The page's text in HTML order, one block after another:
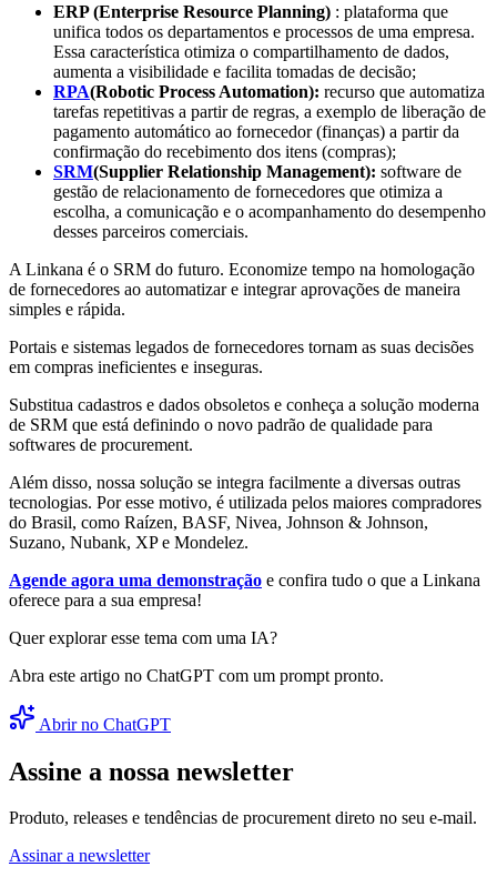
ERP (Enterprise Resource Planning) : plataforma que
unifica todos os departamentos e processos de uma empresa.
Essa característica otimiza o compartilhamento de dados,
aumenta a visibilidade e facilita tomadas de decisão;
RPA(Robotic Process Automation): recurso que automatiza
tarefas repetitivas a partir de regras, a exemplo de liberação de
pagamento automático ao fornecedor (finanças) a partir da
confirmação do recebimento dos itens (compras);
SRM(Supplier Relationship Management): software de
gestão de relacionamento de fornecedores que otimiza a
escolha, a comunicação e o acompanhamento do desempenho
desses parceiros comerciais.
A Linkana é o SRM do futuro. Economize tempo na homologação
de fornecedores ao automatizar e integrar aprovações de maneira
simples e rápida.
Portais e sistemas legados de fornecedores tornam as suas decisões
em compras ineficientes e inseguras.
Substitua cadastros e dados obsoletos e conheça a solução moderna
de SRM que está definindo o novo padrão de qualidade para
softwares de procurement.
Além disso, nossa solução se integra facilmente a diversas outras
tecnologias. Por esse motivo, é utilizada pelos maiores compradores
do Brasil, como Raízen, BASF, Nivea, Johnson & Johnson,
Suzano, Nubank, XP e Mondelez.
Agende agora uma demonstração e confira tudo o que a Linkana
oferece para a sua empresa!
Quer explorar esse tema com uma IA?
Abra este artigo no ChatGPT com um prompt pronto.
Abrir no ChatGPT
Assine a nossa newsletter
Produto, releases e tendências de procurement direto no seu e-mail.
Assinar a newsletter